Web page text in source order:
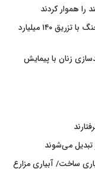
هموار کردند
مهار موج تعدیل نیروی شرکت‌های فناور پس از جنگ با تزریق ۱۴۰ میلیارد
زنان با پیمایش
تبدیل می‌شوند
ساخت/ آبیاری مزارع